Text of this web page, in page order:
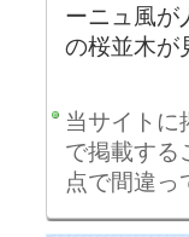
ーニュ風が
の桜並木
当サイトに
で掲載する
点で間違っ